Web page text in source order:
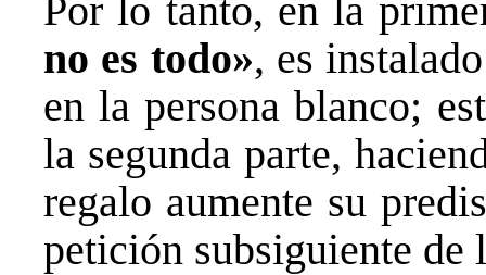
Por lo tanto, en la
no es todo», es
en la persona blanco;
la segunda parte,
regalo aumente su
petición subsiguiente de